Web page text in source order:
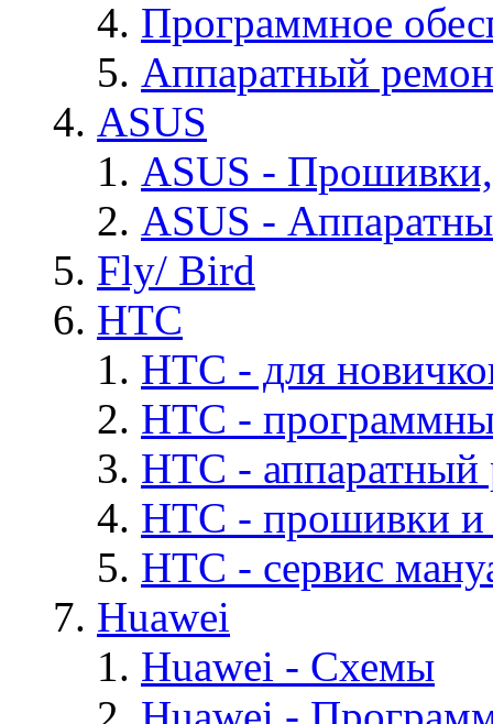
Программное
Аппаратный
ASUS
ASUS -
ASUS -
Fly/ Bird
HTC
HTC - для
HTC -
HTC - аппаратный
HTC - прошивки
HTC - cервис
Huawei
Huawei - Cхемы